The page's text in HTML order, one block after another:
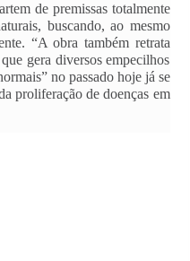
de premissas totalmente
buscando, ao mesmo
“A obra também retrata
gera diversos empecilhos
no passado hoje já se
proliferação de doenças em